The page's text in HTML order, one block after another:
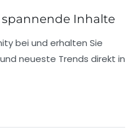
Inhalte
bei und erhalten Sie
neueste Trends direkt in